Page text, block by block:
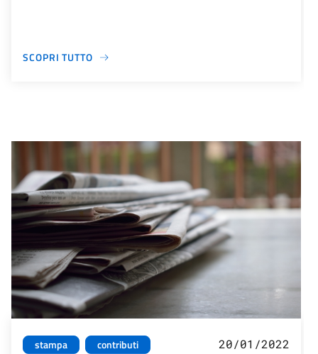
SCOPRI TUTTO
stampa contributi 20/01/2022